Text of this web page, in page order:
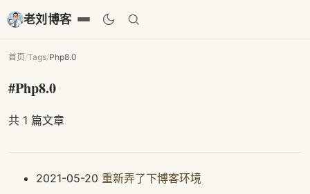
老刘博客
首页/Tags/Php8.0
#Php8.0
共 1 篇文章
2021-05-20 重新弄了下博客环境